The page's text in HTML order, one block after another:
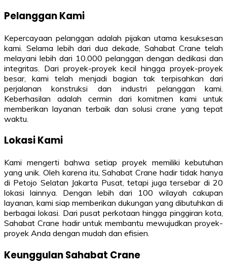
Pelanggan Kami
Kepercayaan pelanggan adalah pijakan utama kesuksesan
kami. Selama lebih dari dua dekade, Sahabat Crane telah
melayani lebih dari 10.000 pelanggan dengan dedikasi dan
integritas. Dari proyek-proyek kecil hingga proyek-proyek
besar, kami telah menjadi bagian tak terpisahkan dari
perjalanan konstruksi dan industri pelanggan kami.
Keberhasilan adalah cermin dari komitmen kami untuk
memberikan layanan terbaik dan solusi crane yang tepat
waktu.
Lokasi Kami
Kami mengerti bahwa setiap proyek memiliki kebutuhan
yang unik. Oleh karena itu, Sahabat Crane hadir tidak hanya
di Petojo Selatan Jakarta Pusat, tetapi juga tersebar di 20
lokasi lainnya. Dengan lebih dari 100 wilayah cakupan
layanan, kami siap memberikan dukungan yang dibutuhkan di
berbagai lokasi. Dari pusat perkotaan hingga pinggiran kota,
Sahabat Crane hadir untuk membantu mewujudkan proyek-
proyek Anda dengan mudah dan efisien.
Keunggulan Sahabat Crane